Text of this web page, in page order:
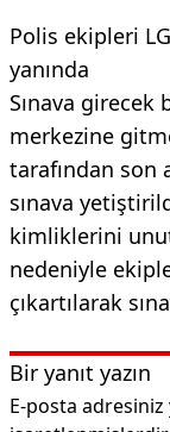
Polis ekipleri
yanında
Sınava girecek
merkezine
tarafından son
sınava
kimliklerini
nedeniyle
çıkartılarak
Bir yanıt yazın
E-posta adresiniz